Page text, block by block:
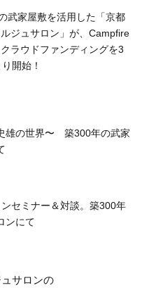
武家屋敷を活用した「京都
ジュサロン」が、Campfire
ラウドファンディングを3
開始！
雄の世界〜 築300年の武家
セミナー＆対談。築300年
ンにて
サロンの